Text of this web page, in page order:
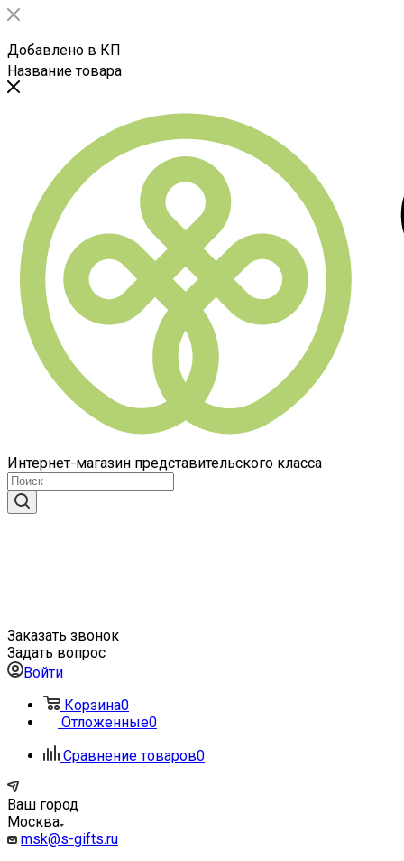
Добавлено в КП
Название товара
Интернет-магазин представительского класса
Заказать звонок
Задать вопрос
Войти
Корзина0
Отложенные0
Сравнение товаров0
Ваш город
Москва
msk@s-gifts.ru